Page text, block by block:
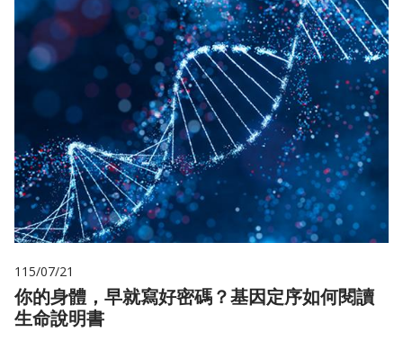
115/07/21
你的身體，早就寫好密碼？基因定序如何閱讀
生命說明書